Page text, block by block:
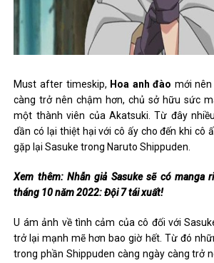
Must after timeskip, Hoa anh đào mới
càng trở nên chậm hơn, chủ sở hữu sức
một thành viên của Akatsuki. Từ đây
dần có lại thiệt hại với cô ấy cho đến khi cô
gặp lại Sasuke trong Naruto Shippuden.
Xem thêm: Nhẫn giả Sasuke sẽ có manga
tháng 10 năm 2022: Đội 7 tái xuất!
U ám ảnh về tình cảm của cô đối với
trở lại mạnh mẽ hơn bao giờ hết. Từ đó
trong phần Shippuden càng ngày càng trở